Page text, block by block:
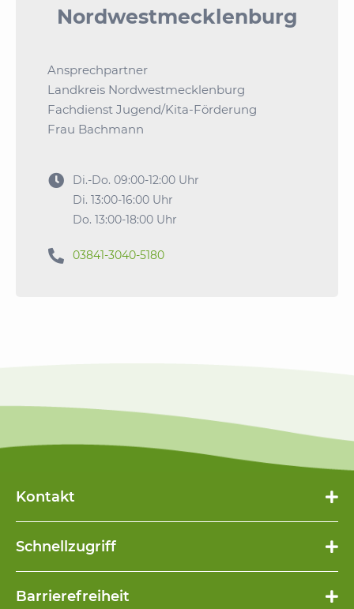
Nordwestmecklenburg
Ansprechpartner
Landkreis Nordwestmecklenburg
Fachdienst Jugend/Kita-Förderung
Frau Bachmann

Di.-Do. 09:00-12:00 Uhr
Di. 13:00-16:00 Uhr
Do. 13:00-18:00 Uhr
 03841-3040-5180
Kontakt
Schnellzugriff
überspringen
Barrierefreiheit